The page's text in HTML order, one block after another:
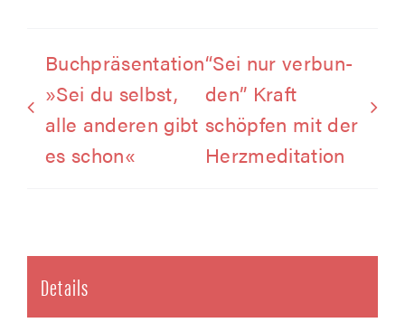
Buch­prä­sen­ta­ti­on
»Sei du selbst,
alle ande­ren gibt
es schon«
“Sei nur ver­bun­
den” Kraft
schöp­fen mit der
Herzmeditation
Details